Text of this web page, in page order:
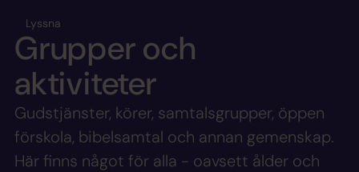
Lyssna
Grupper och
aktiviteter
Gudstjänster, körer, samtalsgrupper, öppen
förskola, bibelsamtal och annan gemenskap.
Här finns något för alla - oavsett ålder och